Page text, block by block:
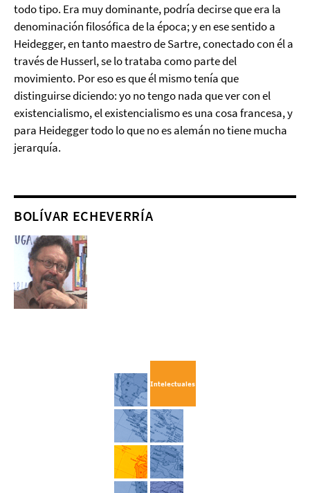
todo tipo. Era muy dominante, podría decirse que era la
denominación filosófica de la época; y en ese sentido a
Heidegger, en tanto maestro de Sartre, conectado con él a
través de Husserl, se lo trataba como parte del
movimiento. Por eso es que él mismo tenía que
distinguirse diciendo: yo no tengo nada que ver con el
existencialismo, el existencialismo es una cosa francesa, y
para Heidegger todo lo que no es alemán no tiene mucha
jerarquía.
BOLÍVAR ECHEVERRÍA